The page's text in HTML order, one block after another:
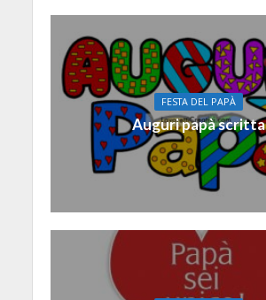
FESTA DEL PAPÀ
Auguri papà scritta